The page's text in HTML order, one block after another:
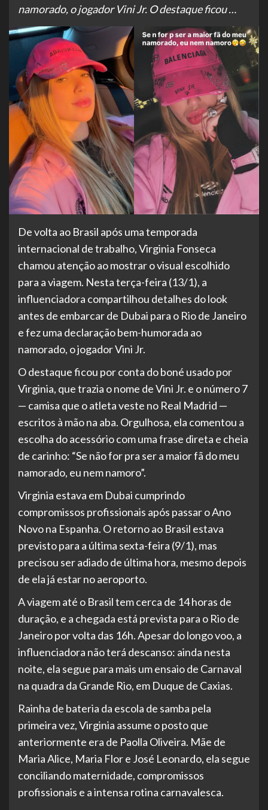
namorado, o jogador Vini Jr. O destaque ficou …
De volta ao Brasil após uma temporada
internacional de trabalho, Virginia Fonseca
chamou atenção ao mostrar o visual escolhido
para a viagem. Nesta terça-feira (13/1), a
influenciadora compartilhou detalhes do look
antes de embarcar de Dubai para o Rio de Janeiro
e fez uma declaração bem-humorada ao
namorado, o jogador Vini Jr.
O destaque ficou por conta do boné usado por
Virginia, que trazia o nome de Vini Jr. e o número 7
— camisa que o atleta veste no Real Madrid —
escritos à mão na aba. Orgulhosa, ela comentou a
escolha do acessório com uma frase direta e cheia
de carinho: “Se não for pra ser a maior fã do meu
namorado, eu nem namoro”.
Virginia estava em Dubai cumprindo
compromissos profissionais após passar o Ano
Novo na Espanha. O retorno ao Brasil estava
previsto para a última sexta-feira (9/1), mas
precisou ser adiado de última hora, mesmo depois
de ela já estar no aeroporto.
A viagem até o Brasil tem cerca de 14 horas de
duração, e a chegada está prevista para o Rio de
Janeiro por volta das 16h. Apesar do longo voo, a
influenciadora não terá descanso: ainda nesta
noite, ela segue para mais um ensaio de Carnaval
na quadra da Grande Rio, em Duque de Caxias.
Rainha de bateria da escola de samba pela
primeira vez, Virginia assume o posto que
anteriormente era de Paolla Oliveira. Mãe de
Maria Alice, Maria Flor e José Leonardo, ela segue
conciliando maternidade, compromissos
profissionais e a intensa rotina carnavalesca.